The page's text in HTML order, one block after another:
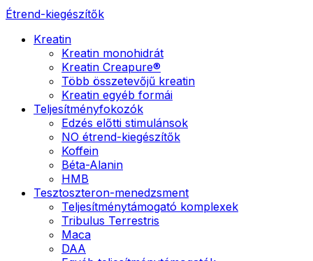
Étrend-kiegészítők
Kreatin
Kreatin monohidrát
Kreatin Creapure®
Több összetevőjű kreatin
Kreatin egyéb formái
Teljesítményfokozók
Edzés előtti stimulánsok
NO étrend-kiegészítők
Koffein
Béta-Alanin
HMB
Tesztoszteron-menedzsment
Teljesítménytámogató komplexek
Tribulus Terrestris
Maca
DAA